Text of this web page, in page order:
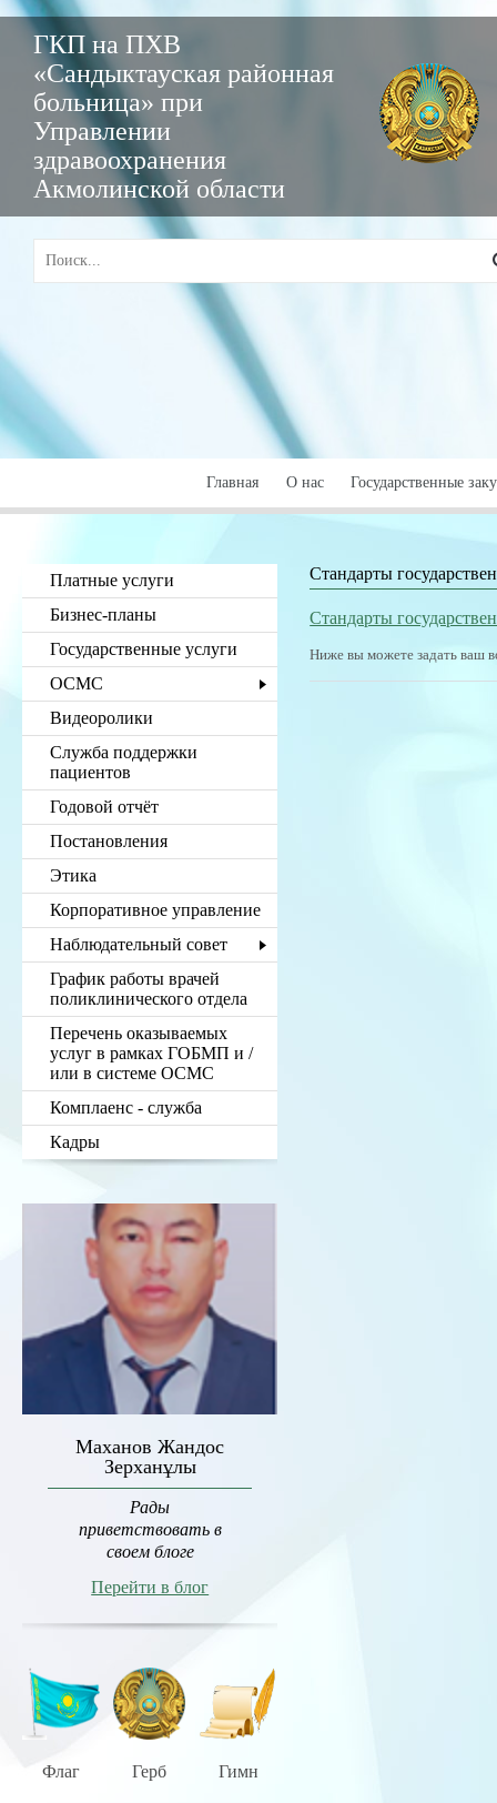
ГКП на ПХВ
«Сандыктауская районная
больница» при
Управлении
здравоохранения
Акмолинской области
Главная О нас Государственные
Платные услуги
Бизнес-планы
Государственные услуги
ОСМС
Видеоролики
Служба поддержки
пациентов
Годовой отчёт
Постановления
Этика
Корпоративное управление
Наблюдательный совет
График работы врачей
поликлинического отдела
Перечень оказываемых
услуг в рамках ГОБМП и /
или в системе ОСМС
Комплаенс - служба
Кадры
Маханов Жандос
Зерханұлы
Рады
приветствовать в
своем блоге
Перейти в блог
Флаг Герб Гимн
Стандарты
Стандарты
Ниже вы можете задать ваш